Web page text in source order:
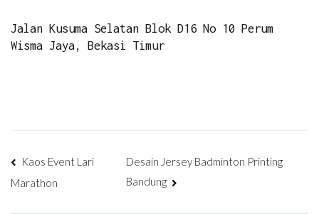
Jalan Kusuma Selatan Blok D16 No 10 Perum
Wisma Jaya, Bekasi Timur
Post
navigation
Kaos Event Lari
Marathon
Desain Jersey Badminton Printing
Bandung